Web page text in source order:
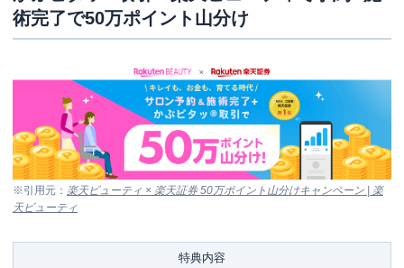
術完了で50万ポイント山分け
※引用元： 楽天ビューティ × 楽天証券 50万ポイント山分けキャンペーン | 楽
天ビューティ
特典内容